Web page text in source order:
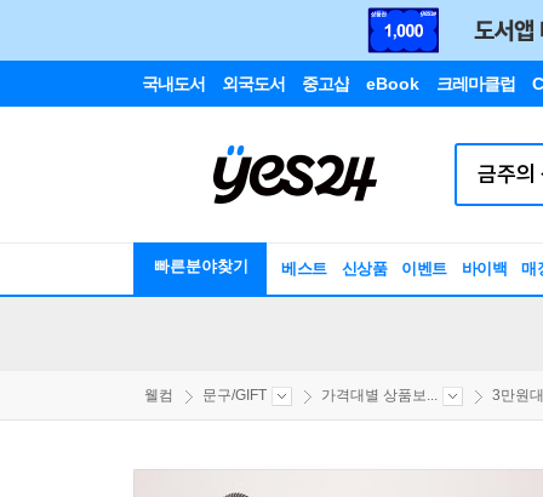
국내도서 외국도서 중고샵 eBook 크레마클럽
빠른분야찾기 베스트 신상품 이벤트 바이백 매
웰컴 문구/GIFT 가격대별 상품보... 3만원대